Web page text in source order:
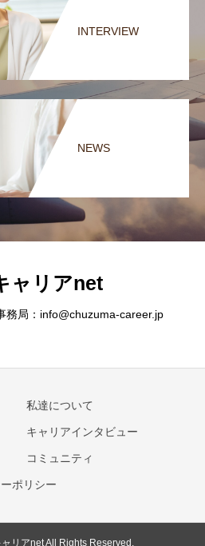
INTERVIEW
NEWS
ャリアnet
務局：info@chuzuma-career.jp
私達について
キャリアインタビュー
コミュニティ
ポリシー
リアnet All Rights Reserved.